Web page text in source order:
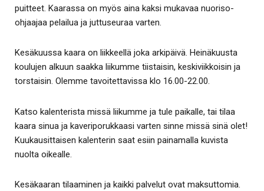
puitteet. Kaarassa on myös aina kaksi mukavaa nuoriso-
ohjaajaa pelailua ja juttuseuraa varten.
Kesäkuussa kaara on liikkeellä joka arkipäivä. Heinäkuusta
koulujen alkuun saakka liikumme tiistaisin, keskiviikkoisin ja
torstaisin. Olemme tavoitettavissa klo 16.00-22.00.
Katso kalenterista missä liikumme ja tule paikalle, tai tilaa
kaara sinua ja kaveriporukkaasi varten sinne missä sinä olet!
Kuukausittaisen kalenterin saat esiin painamalla kuvista
nuolta oikealle.
Kesäkaaran tilaaminen ja kaikki palvelut ovat maksuttomia.